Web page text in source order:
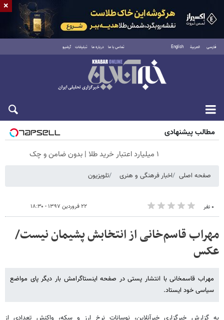
فارسی العربية English تماس با ما درباره ما تبلیغات آرشیو
جمعه ۱۶ مرداد ۱۴۰۵
مطالب پیشنهادی
۱ میلیارد اعتبار خرید طلا | بدون ضامن و چک
صفحه اصلی اخبار فرهنگی و هنری تلویزیون
۰ نفر ۲۲ فروردین ۱۳۹۷ - ۱۸:۳۰
مهراب قاسم‌خانی از انتخابش پشیمان نیست/
عکس
مهراب قاسمخانی با انتشار پستی در صفحه اینستاگرامش بار دیگر پای مواضع
سیاسی خود ایستاد.
به گزارش خبرگزاری خبرآنلاین، نوسانات نرخ ارز و سکه، واکنش تعدادی از
×